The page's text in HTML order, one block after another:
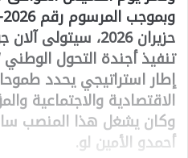
حزيران 2026،
إطار استراتيجي يحدد
الاقتصادية والاجتماعية
وكان يشغل هذا المنصب
أحمدو الأمين لو.